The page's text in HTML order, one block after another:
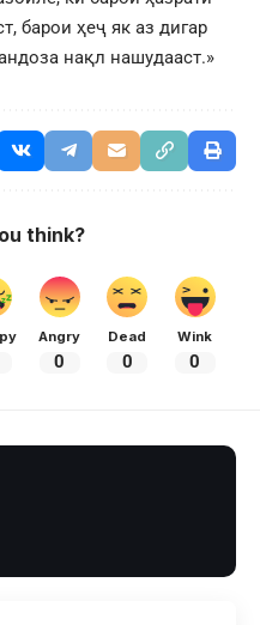
барои ҳеҷ як аз дигар
нақл нашудааст.»
think?
Angry
0
Dead
0
Wink
0